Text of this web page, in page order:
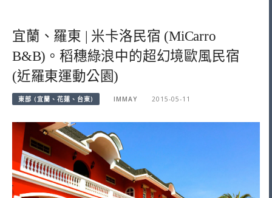
宜蘭、羅東 | 米卡洛民宿 (MiCarro
B&B)。稻穗綠浪中的超幻境歐風民宿
(近羅東運動公園)
東部 (宜蘭、花蓮、台東) IMMAY 2015-05-11